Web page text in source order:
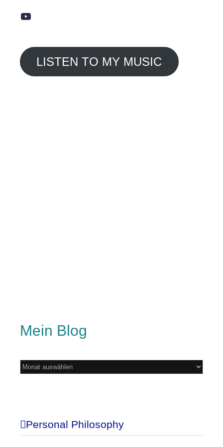
LISTEN TO MY MUSIC
Mein Blog
Mein
Blog
Personal Philosophy